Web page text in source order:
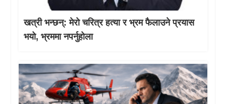
खत्री भन्छन्: मेरो चरित्र हत्या र भ्रम फैलाउने प्रयास
भयो, भ्रममा नपर्नुहोला